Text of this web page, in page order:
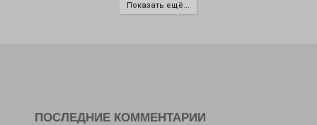
Показать ещё...
ПОСЛЕДНИЕ КОММЕНТАРИИ